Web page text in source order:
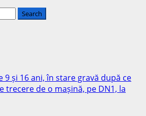
9 și 16 ani, în stare gravă după ce
trecere de o mașină, pe DN1, la